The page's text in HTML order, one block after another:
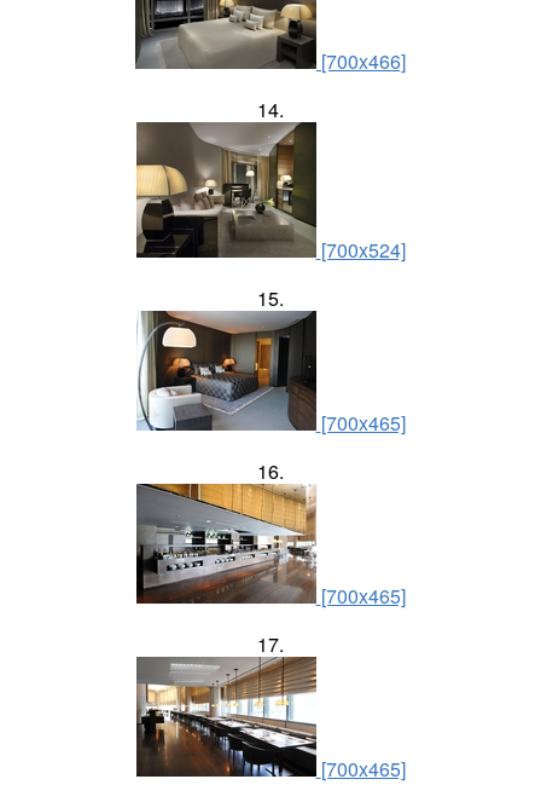
[700x466]
14.
[700x524]
15.
[700x465]
16.
[700x465]
17.
[700x465]